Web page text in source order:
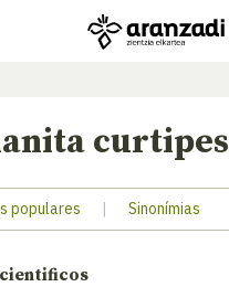
curtipes
populares | Sinonímias